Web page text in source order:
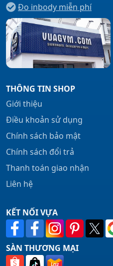
Đo inbody miễn phí
THÔNG TIN SHOP
Giới thiệu
Điều khoản sử dụng
Chính sách bảo mật
Chính sách đổi trả
Thanh toán giao nhận
Liên hệ
KẾT NỐI VỰA
SÀN THƯƠNG MẠI